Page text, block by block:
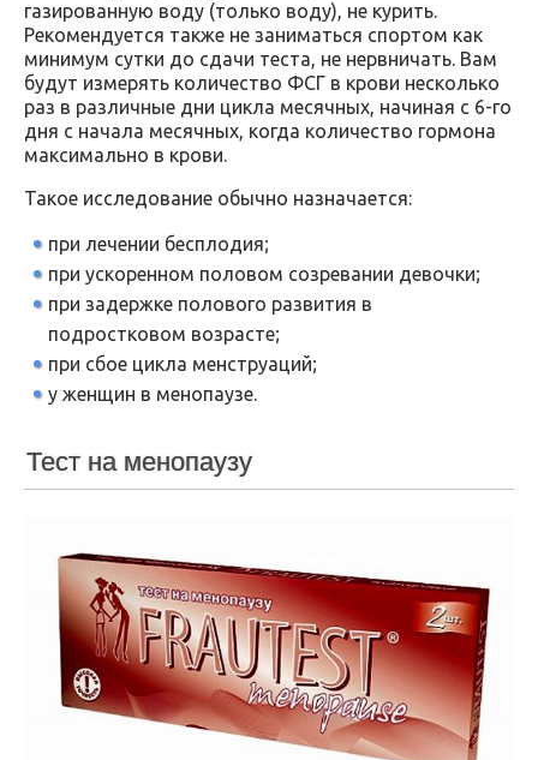
газированную воду (только воду), не курить.
Рекомендуется также не заниматься спортом как
минимум сутки до сдачи теста, не нервничать. Вам
будут измерять количество ФСГ в крови несколько
раз в различные дни цикла месячных, начиная с 6-го
дня с начала месячных, когда количество гормона
максимально в крови.
Такое исследование обычно назначается:
при лечении бесплодия;
при ускоренном половом созревании девочки;
при задержке полового развития в
подростковом возрасте;
при сбое цикла менструаций;
у женщин в менопаузе.
Тест на менопаузу